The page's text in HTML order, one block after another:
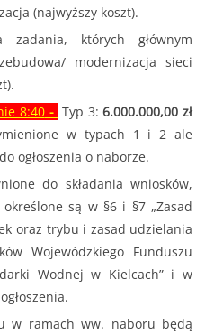
(najwyższy koszt).
zadania, których głównym
modernizacja sieci
8:40 - Typ 3:6.000.000,00 zł
w typach 1 i 2 ale
ogłoszenia o naborze.
do składania wniosków,
są w §6 i §7 „Zasad
oraz trybu i zasad udzielania
Wojewódzkiego Funduszu
Wodnej w Kielcach” i w
w ramach ww. naboru będą